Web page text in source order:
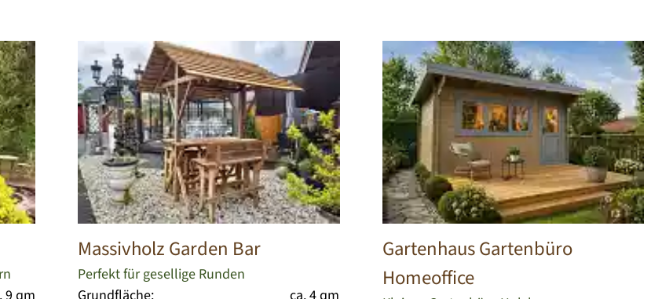
Massivholz Garden Bar
Perfekt für gesellige Runden
Gartenhaus Gartenbüro
Homeoffice